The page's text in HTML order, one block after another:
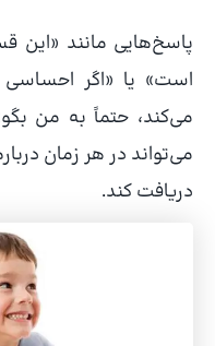
پاسخ‌هایی مانند
است» یا «اگر احساسی
می‌کند، حتماً به من
می‌تواند در هر زمان
دریافت کند.